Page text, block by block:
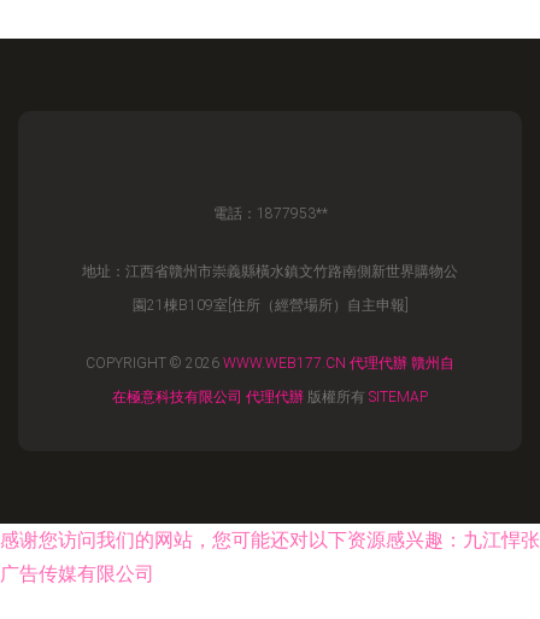
電話：1877953**
地址：江西省贛州市崇義縣橫水鎮文竹路南側新世界購物公
園21棟B109室[住所（經營場所）自主申報]
COPYRIGHT © 2026 WWW.WEB177.CN 代理代辦 贛州自
在極意科技有限公司 代理代辦 版權所有 SITEMAP
感谢您访问我们的网站，您可能还对以下资源感兴趣：九江悍张
广告传媒有限公司